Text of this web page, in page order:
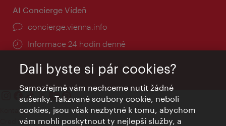
AI Concierge Vídeň
concierge.vienna.info
Informace 24 hodin denně
Kontakty
Credits
Dali byste si pár cookies?
Samozřejmě vám nechceme nutit žádné
sušenky. Takzvané soubory cookie, neboli
cookies, jsou však nezbytné k tomu, abychom
vám mohli poskytnout ty nejlepší služby, a